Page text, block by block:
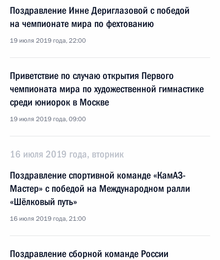
Поздравление Инне Дериглазовой с победой
на чемпионате мира по фехтованию
19 июля 2019 года, 22:00
Приветствие по случаю открытия Первого
чемпионата мира по художественной гимнастике
среди юниорок в Москве
19 июля 2019 года, 09:00
16 июля 2019 года, вторник
Поздравление спортивной команде «КамАЗ-
Мастер» с победой на Международном ралли
«Шёлковый путь»
16 июля 2019 года, 21:00
Поздравление сборной команде России